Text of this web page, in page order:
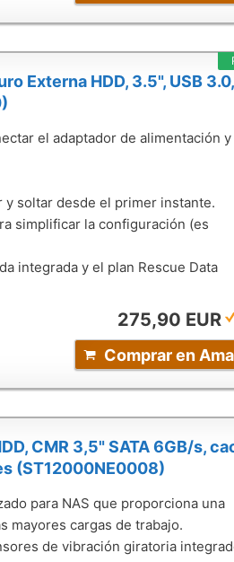
Externa HDD, 3.5", USB
el adaptador de alimentación y
soltar desde el primer instante.
simplificar la configuración (es
integrada y el plan Rescue Data
275,90 EUR
Comprar en
CMR 3,5" SATA 6GB/s,
(ST12000NE0008)
para NAS que proporciona una
mayores cargas de trabajo.
de vibración giratoria